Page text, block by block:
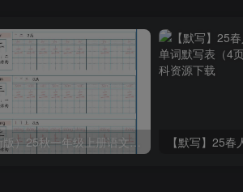
（新版）25秋一年级上册语文生字字帖（100字）